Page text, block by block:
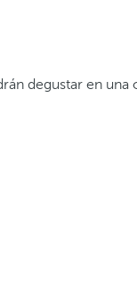
degustar en una